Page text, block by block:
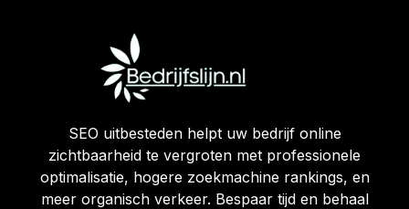
SEO uitbesteden helpt uw bedrijf online
zichtbaarheid te vergroten met professionele
optimalisatie, hogere zoekmachine rankings, en
meer organisch verkeer. Bespaar tijd en behaal